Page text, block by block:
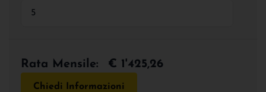
Rata Mensile: € 1'425,26
Chiedi Informazioni